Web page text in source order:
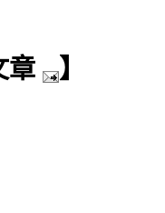
章
】